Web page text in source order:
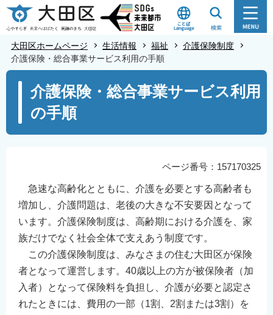
こ
の
ジ
大田区ホームページ 生活情報 福祉
介護保険制度
介護保険・総合事業サービス利用の手順
介護保険・総合事業サービス利用
の手順
ページ番号：157170325
急速な高齢化とともに、介護を必要とする高齢者も
増加し、介護問題は、老後の大きな不安要因となって
います。介護保険制度は、高齢期における介護を、家
族だけでなく社会全体で支えあう制度です。
この介護保険制度は、みなさまの住む大田区が保険
者となって運営します。40歳以上の方が被保険者（加
入者）となって保険料を負担し、介護が必要と認定さ
れたときには、費用の一部（1割、2割または3割）を